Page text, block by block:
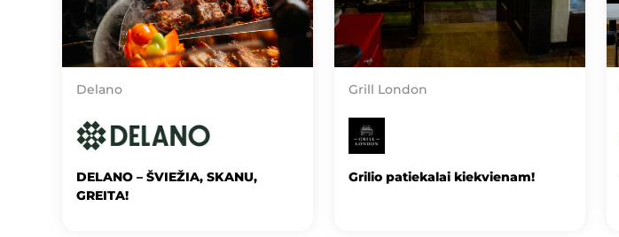
Delano
DELANO – ŠVIEŽIA, SKANU,
GREITA!
Grill London
Grilio patiekalai kiekvienam!